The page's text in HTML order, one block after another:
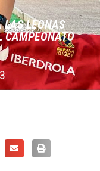
LEONAS
CAMPEONATO